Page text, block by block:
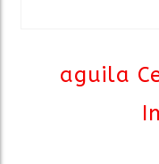
aguila